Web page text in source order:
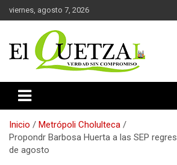
Saltar
al
viernes, agosto 7, 2026
El Quetzal de
Inicio
Metrópoli Cholulteca
Propondr Barbosa Huerta a las SEP
de agosto